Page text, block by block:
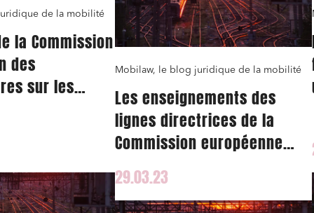
de la mobilité
la Commission
des
sur les
fine du
et les trains
territoire ?
Mobilaw, le blog juridique de la mobilité
Les enseignements des
lignes directrices de la
Commission européenne
concernant le règlement
« OSP »
29.03.23